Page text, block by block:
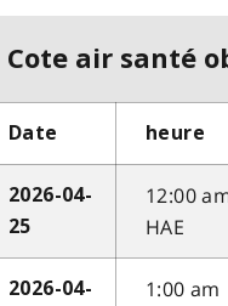
Cote air santé
Date heure
2026-04-
25
12:00
HAE
2026-04-
1:00 am